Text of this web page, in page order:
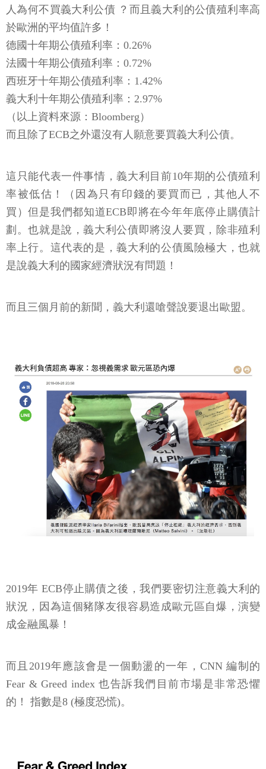
人為何不買義大利公債 ？而且義大利的公債殖利率高
於歐洲的平均值許多！
德國十年期公債殖利率：0.26%
法國十年期公債殖利率：0.72%
西班牙十年期公債殖利率：1.42%
義大利十年期公債殖利率：2.97%
（以上資料來源：Bloomberg）
而且除了ECB之外還沒有人願意要買義大利公債。
這只能代表一件事情，義大利目前10年期的公債殖利
率被低估！（因為只有印錢的要買而已，其他人不
買）但是我們都知道ECB即將在今年年底停止購債計
劃。也就是說，義大利公債即將沒人要買，除非殖利
率上行。這代表的是，義大利的公債風險極大，也就
是說義大利的國家經濟狀況有問題！
而且三個月前的新聞，義大利還嗆聲說要退出歐盟。
2019年 ECB停止購債之後，我們要密切注意義大利的
狀況，因為這個豬隊友很容易造成歐元區自爆，演變
成金融風暴！
而且2019年應該會是一個動盪的一年，CNN 編制的
Fear & Greed index 也告訴我們目前市場是非常恐懼
的！ 指數是8 (極度恐慌)。